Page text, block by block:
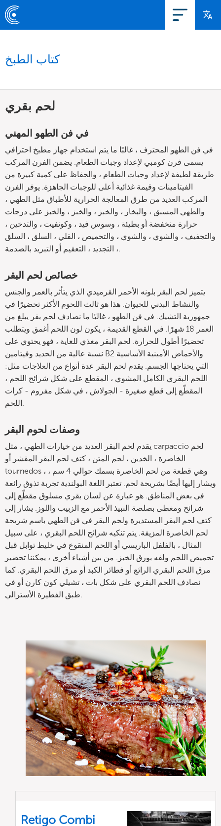
كتاب الطبخ
لحم بقري
في فن الطهو المهني
في فن الطهو المحترف ، غالبًا ما يتم استخدام جهاز مطبخ احترافي
يسمى فرن كومبي لإعداد وجبات الطعام. يضمن الفرن المركب
طريقة لطيفة لإعداد وجبات الطعام ، والحفاظ على كمية كبيرة من
الفيتامينات وقيمة غذائية أعلى للوجبات الجاهزة. يوفر الفرن
المركب العديد من طرق المعالجة الحرارية للأطباق مثل الطهي ،
والطهي المسبق ، والبخار ، والخبز ، والخبز ، والخبز على درجات
حرارة منخفضة أو بطيئة ، وسوس فيد ، وكونفيت ، والتدخين ،
والتجفيف ، والشوي ، والشوي ، والتحميص ، القلي ، السلق ، السلق
، التجديد ، التعقيم أو التبريد بالصدمة.
خصائص لحم البقر
يتميز لحم البقر بلونه الأحمر القرميدي الذي يتأثر بالعمر والجنس
والنشاط البدني للحيوان. هذا هو ثالث اللحوم الأكثر تحضيرًا في
جمهورية التشيك. في فن الطهو ، غالبًا ما نصادف لحم بقر يبلغ من
العمر 18 شهرًا. في القطع القديمة ، يكون لون اللحم أغمق ويتطلب
تحضيرًا أطول للحرارة. لحم البقر مغذي للغاية ، فهو يحتوي على
نسبة عالية من الحديد وفيتامين B2 والأحماض الأمينية الأساسية
التي يحتاجها الجسم. يقدم لحم البقر عدة أنواع من العلاجات مثل:
اللحم البقري الكامل المشوي ، المقطع على شكل شرائح اللحم ،
المقطّع إلى قطع صغيرة - الجولاش ، في شكل مفروم - كرات
اللحم.
وصفات لحوم البقر
يقدم لحم البقر العديد من خيارات الطهي ، مثل carpaccio لحم
الخاصرة ، الخدين ، لحم المتن ، كتف لحم البقر المقشر أو
tournedos ، وهي قطعة من لحم الخاصرة بسمك حوالي 4 سم ،
ويشار إليها أيضًا بشريحة لحم. تعتبر اللغة البولندية تجربة تذوق رائعة
في بعض المناطق. هو عبارة عن لسان بقري مسلوق مقطّع إلى
شرائح ومغطى بصلصة النبيذ الأحمر مع الزبيب واللوز. يشار إلى
كتف لحم البقر المستديرة ولحم البقر في فن الطهي باسم شريحة
لحم الخاصرة المزيفة. يتم تنكيه شرائح اللحم البقري ، على سبيل
المثال ، بالفلفل الباريسي أو اللحم المنقوع في خليط توابل قبل
تحميص اللحم ولفه بورق الخبز. من بين أشياء أخرى ، يمكننا تحضير
مرق اللحم البقري الرائع أو فطائر الكبد أو مرق اللحم البقري. كما
نصادف اللحم البقري على شكل بات ، تشيلي كون كارن أو في
طبق الفطيرة الأسترالي.
Retigo Combi